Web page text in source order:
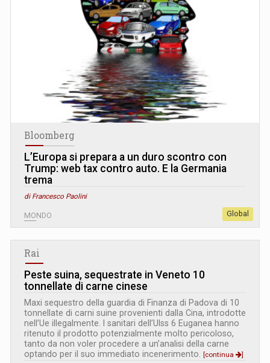
Bloomberg
L’Europa si prepara a un duro scontro con
Trump: web tax contro auto. E la Germania
trema
di Francesco Paolini
MONDO Global
Rai
Peste suina, sequestrate in Veneto 10
tonnellate di carne cinese
Maxi sequestro della guardia di Finanza di Padova di 10
tonnellate di carni suine provenienti dalla Cina, introdotte
nell’Ue illegalmente. I sanitari dell’Ulss 6 Euganea hanno
ritenuto il prodotto potenzialmente molto pericoloso,
tanto da non voler procedere a un’analisi della carne
optando per il suo immediato incenerimento. [continua ]